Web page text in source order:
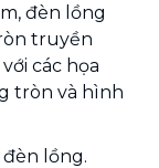
đèn lồng
truyền
các họa
tròn và hình
đèn lồng.